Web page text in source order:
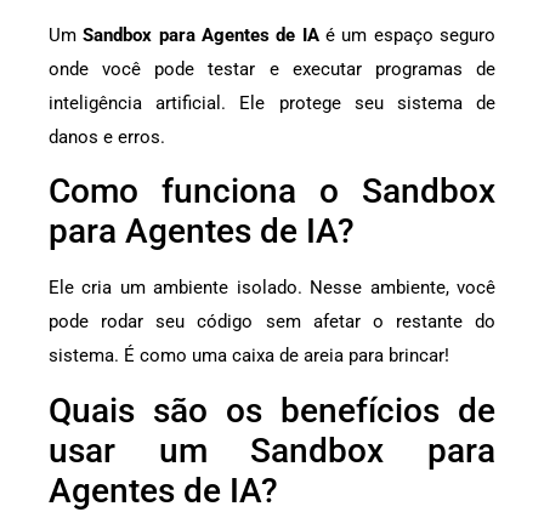
UmSandbox para Agentes de IAé um espaço seguro
onde você pode testar e executar programas de
inteligência artificial. Ele protege seu sistema de
danos e erros.
Como funciona o Sandbox
para Agentes de IA?
Ele cria um ambiente isolado. Nesse ambiente, você
pode rodar seu código sem afetar o restante do
sistema. É como uma caixa de areia para brincar!
Quais são os benefícios de
usar um Sandbox para
Agentes de IA?